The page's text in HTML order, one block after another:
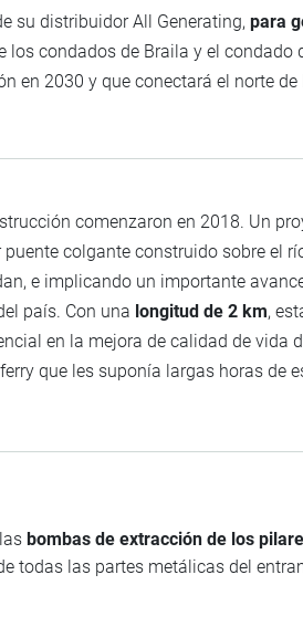
su distribuidor All Generating, para
condados de Braila y el condado
en 2030 y que conectará el norte
comenzaron en 2018. Un
puente colgante construido sobre el
e implicando un importante
país. Con una longitud de 2 km,
en la mejora de calidad de vida
que les suponía largas horas de
bombas de extracción de los
todas las partes metálicas del